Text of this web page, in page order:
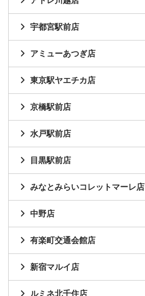
宇都宮駅前店
アミューあつぎ店
東京駅ヤエチカ店
京橋駅前店
水戸駅前店
目黒駅前店
みなとみらいコレットマーレ店
中野店
有楽町交通会館店
新宿マルイ店
ルミネ北千住店